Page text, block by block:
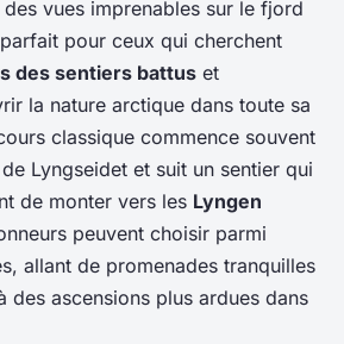
des vues imprenables sur le fjord
pour ceux qui cherchent
des sentiers battus et
la nature arctique dans toute sa
classique commence souvent
Lyngseidet et suit un sentier qui
de monter vers les Lyngen
peuvent choisir parmi
allant de promenades tranquilles
des ascensions plus ardues dans